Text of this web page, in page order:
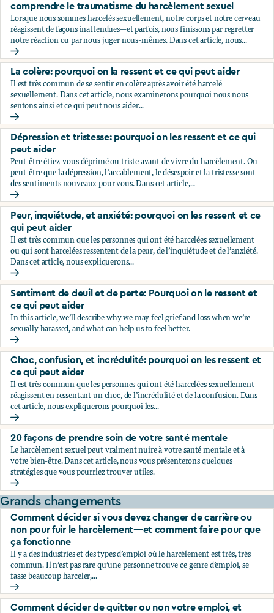
comprendre le traumatisme du harcèlement sexuel
Lorsque nous sommes harcelés sexuellement, notre corps et notre cerveau
réagissent de façons inattendues—et parfois, nous finissons par regretter
notre réaction ou par nous juger nous-mêmes. Dans cet article, nous...
Comment donner un sens à ce qui vous est arrivé:
La colère: pourquoi on la ressent et ce qui peut aider
Il est très commun de se sentir en colère après avoir été harcelé
sexuellement. Dans cet article, nous examinerons pourquoi nous nous
sentons ainsi et ce qui peut nous aider...
La colère: pourquoi on la ressent et ce qui peut aider
Dépression et tristesse: pourquoi on les ressent et ce qui
peut aider
Peut-être étiez-vous déprimé ou triste avant de vivre du harcèlement. Ou
peut-être que la dépression, l’accablement, le désespoir et la tristesse sont
des sentiments nouveaux pour vous. Dans cet article,...
Dépression et tristesse: pourquoi on les ressent et ce qui
Peur, inquiétude, et anxiété: pourquoi on les ressent et ce
qui peut aider
Il est très commun que les personnes qui ont été harcelées sexuellement
ou qui sont harcelées ressentent de la peur, de l’inquiétude et de l’anxiété.
Dans cet article, nous expliquerons...
Peur, inquiétude, et anxiété: pourquoi on les ressent et ce
Sentiment de deuil et de perte: Pourquoi on le ressent et
ce qui peut aider
In this article, we’ll describe why we may feel grief and loss when we’re
sexually harassed, and what can help us to feel better.
Sentiment de deuil et de perte: Pourquoi on le ressent et
Choc, confusion, et incrédulité: pourquoi on les ressent et
ce qui peut aider
Il est très commun que les personnes qui ont été harcelées sexuellement
réagissent en ressentant un choc, de l’incrédulité et de la confusion. Dans
cet article, nous expliquerons pourquoi les...
Choc, confusion, et incrédulité: pourquoi on les ressent et
20 façons de prendre soin de votre santé mentale
Le harcèlement sexuel peut vraiment nuire à votre santé mentale et à
votre bien-être. Dans cet article, nous vous présenterons quelques
stratégies que vous pourriez trouver utiles.
20 façons de prendre soin de votre santé mentale
Grands changements
Comment décider si vous devez changer de carrière ou
non pour fuir le harcèlement—et comment faire pour que
ça fonctionne
Il y a des industries et des types d’emploi où le harcèlement est très, très
commun. Il n’est pas rare qu’une personne trouve ce genre d’emploi, se
fasse beaucoup harceler,...
Comment décider si vous devez changer de carrière ou
Comment décider de quitter ou non votre emploi, et